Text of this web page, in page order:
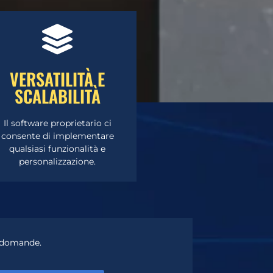
VERSATILITÀ E
SCALABILITÀ
Il software proprietario ci
consente di implementare
qualsiasi funzionalità e
personalizzazione.
VUOI SAPERNE DI PIÙ?
professionale gratuita da
parte di un nostro esperto.